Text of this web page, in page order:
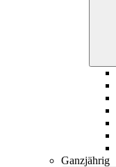
Ganzjährig